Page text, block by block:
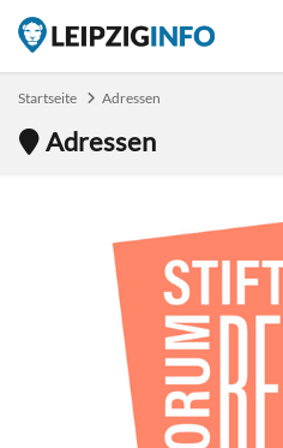
Startseite Adressen
Adressen